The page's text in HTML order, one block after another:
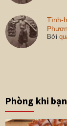
Tình-
Bởi
Phòng khi